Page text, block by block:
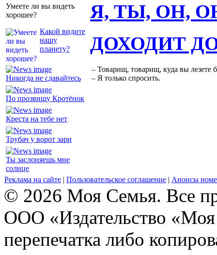
Умеете ли вы видеть
хорошее?
Какой видите
нашу
планету?
Я, ТЫ, ОН,
Никогда не сдавайтесь
По прозвищу Кротёнок
Креста на тебе нет
Трубач у ворот зари
Ты заслоняешь мне
солнце
ДОХОДИТ
– Товарищ, товарищ, куда вы лезете
– Я только спросить.
Реклама на сайте | Пользовательское соглашение | Анонсы
© 2026 Моя Семья. Все
ООО «Издательство
перепечатка либо